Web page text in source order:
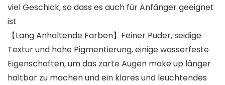
viel Geschick, so dass es auch für Anfänger geeignet
ist
【Lang Anhaltende Farben】Feiner Puder, seidige
Textur und hohe Pigmentierung, einige wasserfeste
Eigenschaften, um das zarte Augen make up länger
haltbar zu machen und ein klares und leuchtendes